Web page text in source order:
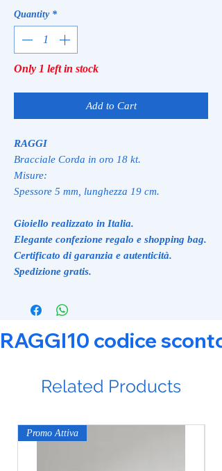
Quantity *
Only 1 left in stock
Add to Cart
RAGGI
Bracciale Corda in oro 18 kt.
Misure:
Spessore 5 mm, lunghezza 19 cm.
Gioiello realizzato in Italia.
Elegante confezione regalo e shopping bag.
Certificato di garanzia e autenticità.
Spedizione gratis.
RAGGI10 codice
Related Products
Promo Attiva